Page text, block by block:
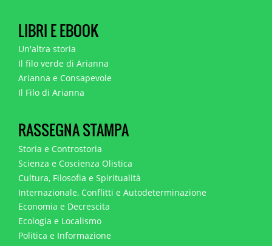
LIBRI E EBOOK
Un'altra storia
Il filo verde di Arianna
Arianna e Consapevole
Il Filo di Arianna
RASSEGNA STAMPA
Storia e Controstoria
Scienza e Coscienza Olistica
Cultura, Filosofia e Spiritualità
Internazionale, Conflitti e Autodeterminazione
Economia e Decrescita
Ecologia e Localismo
Politica e Informazione